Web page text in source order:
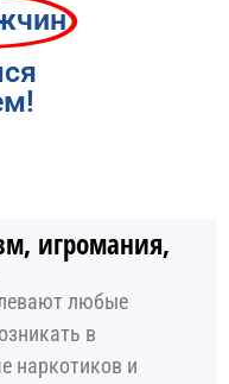
игромания,
любые
в
наркотиков и